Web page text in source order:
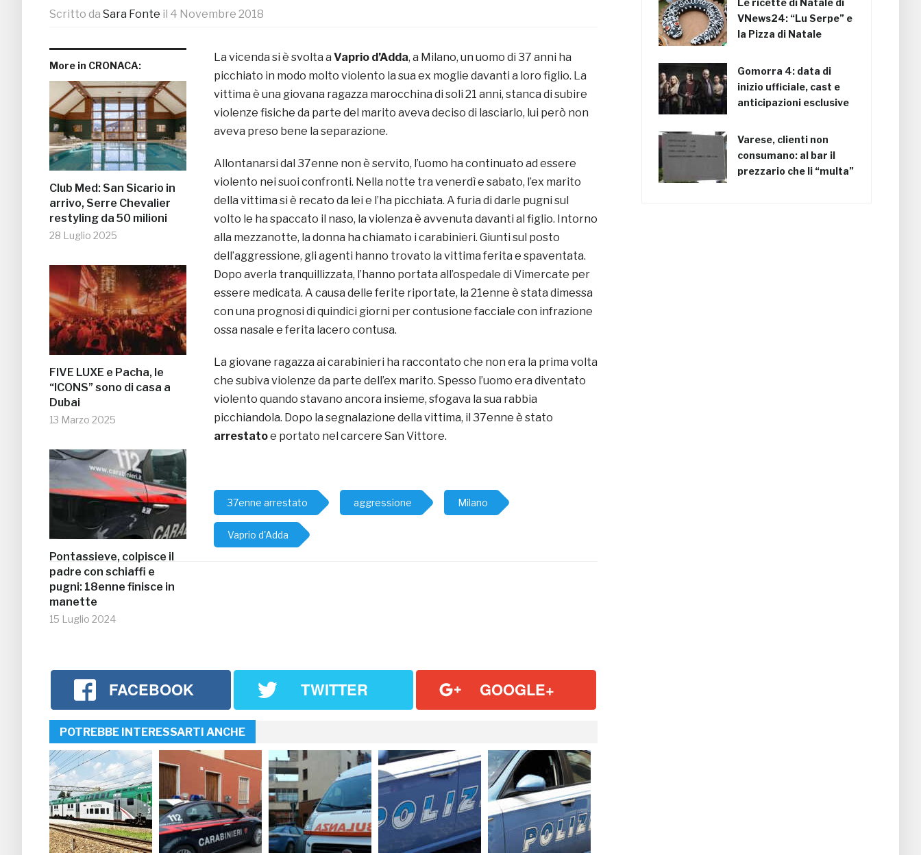
Scritto da Sara Fonte il 4 Novembre 2018
More in CRONACA:
Club Med: San Sicario in
arrivo, Serre Chevalier
restyling da 50 milioni
28 Luglio 2025
FIVE LUXE e Pacha, le
“ICONS” sono di casa a
Dubai
13 Marzo 2025
Pontassieve, colpisce il
padre con schiaffi e
pugni: 18enne finisce in
manette
15 Luglio 2024
La vicenda si è svolta a Vaprio d’Adda, a Milano, un uomo di 37 anni ha
picchiato in modo molto violento la sua ex moglie davanti a loro figlio. La
vittima è una giovana ragazza marocchina di soli 21 anni, stanca di subire
violenze fisiche da parte del marito aveva deciso di lasciarlo, lui però non
aveva preso bene la separazione.
Allontanarsi dal 37enne non è servito, l’uomo ha continuato ad essere
violento nei suoi confronti. Nella notte tra venerdì e sabato, l’ex marito
della vittima si è recato da lei e l’ha picchiata. A furia di darle pugni sul
volto le ha spaccato il naso, la violenza è avvenuta davanti al figlio. Intorno
alla mezzanotte, la donna ha chiamato i carabinieri. Giunti sul posto
dell’aggressione, gli agenti hanno trovato la vittima ferita e spaventata.
Dopo averla tranquillizzata, l’hanno portata all’ospedale di Vimercate per
essere medicata. A causa delle ferite riportate, la 21enne è stata dimessa
con una prognosi di quindici giorni per contusione facciale con infrazione
ossa nasale e ferita lacero contusa.
La giovane ragazza ai carabinieri ha raccontato che non era la prima volta
che subiva violenze da parte dell’ex marito. Spesso l’uomo era diventato
violento quando stavano ancora insieme, sfogava la sua rabbia
picchiandola. Dopo la segnalazione della vittima, il 37enne è stato
arrestatoe portato nel carcere San Vittore.
37enne arrestato aggressione Milano
Vaprio d'Adda
FACEBOOK TWITTER GOOGLE+
POTREBBE INTERESSARTI ANCHE
Le ricette di Natale di
VNews24: “Lu Serpe” e
la Pizza di Natale
Gomorra 4: data di
inizio ufficiale, cast e
anticipazioni esclusive
Varese, clienti non
consumano: al bar il
prezzario che li “multa”